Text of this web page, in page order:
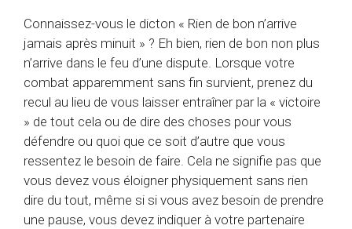
Connaissez-vous le dicton « Rien de bon n’arrive
jamais après minuit » ? Eh bien, rien de bon non plus
n’arrive dans le feu d’une dispute. Lorsque votre
combat apparemment sans fin survient, prenez du
recul au lieu de vous laisser entraîner par la « victoire
» de tout cela ou de dire des choses pour vous
défendre ou quoi que ce soit d’autre que vous
ressentez le besoin de faire. Cela ne signifie pas que
vous devez vous éloigner physiquement sans rien
dire du tout, même si si vous avez besoin de prendre
une pause, vous devez indiquer à votre partenaire